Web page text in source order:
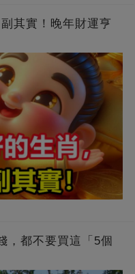
其實！晚年財運亨
，都不要買這「5個